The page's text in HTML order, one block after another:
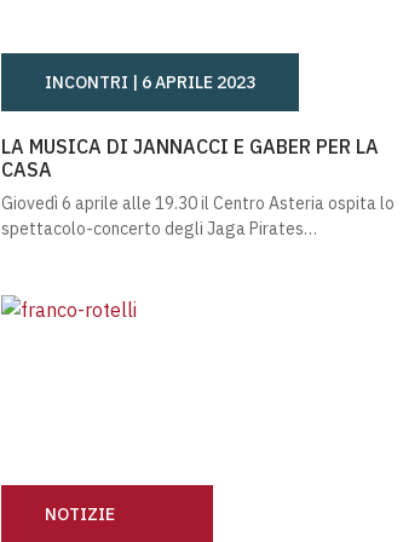
INCONTRI | 6 APRILE 2023
LA MUSICA DI JANNACCI E GABER PER LA
CASA
Giovedì 6 aprile alle 19.30 il Centro Asteria ospita lo
spettacolo-concerto degli Jaga Pirates…
NOTIZIE